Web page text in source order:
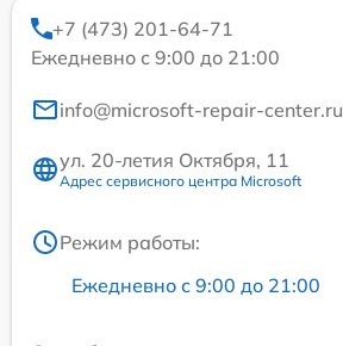
+7 (473) 201-64-71
Ежедневно с 9:00 до 21:00
info@microsoft-repair-center.ru
ул. 20-летия Октября, 11
Адрес сервисного центра Microsoft
Режим работы:
Ежедневно с 9:00 до 21:00